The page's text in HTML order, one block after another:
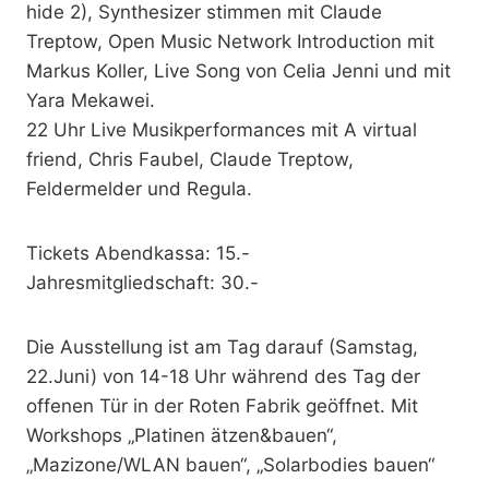
hide 2), Synthesizer stimmen mit Claude
Treptow, Open Music Network Introduction mit
Markus Koller, Live Song von Celia Jenni und mit
Yara Mekawei.
22 Uhr Live Musikperformances mit A virtual
friend, Chris Faubel, Claude Treptow,
Feldermelder und Regula.
Tickets Abendkassa: 15.-
Jahresmitgliedschaft: 30.-
Die Ausstellung ist am Tag darauf (Samstag,
22.Juni) von 14-18 Uhr während des Tag der
offenen Tür in der Roten Fabrik geöffnet. Mit
Workshops „Platinen ätzen&bauen“,
„Mazizone/WLAN bauen“, „Solarbodies bauen“